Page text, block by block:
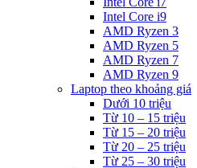
Intel Core i9
AMD Ryzen 3
AMD Ryzen 5
AMD Ryzen 7
AMD Ryzen 9
Laptop theo khoảng giá
Dưới 10 triệu
Từ 10 – 15 triệu
Từ 15 – 20 triệu
Từ 20 – 25 triệu
Từ 25 – 30 triệu